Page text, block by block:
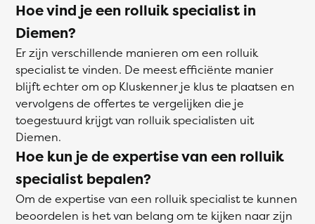
Hoe vind je een rolluik specialist in
Diemen?
Er zijn verschillende manieren om een rolluik
specialist te vinden. De meest efficiënte manier
blijft echter om op Kluskenner je klus te plaatsen en
vervolgens de offertes te vergelijken die je
toegestuurd krijgt van rolluik specialisten uit
Diemen.
Hoe kun je de expertise van een rolluik
specialist bepalen?
Om de expertise van een rolluik specialist te kunnen
beoordelen is het van belang om te kijken naar zijn